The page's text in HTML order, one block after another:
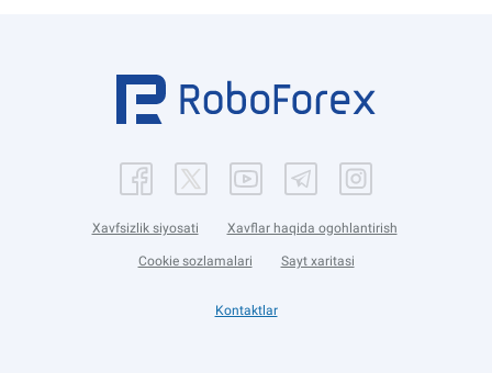
Xavfsizlik siyosati Xavflar haqida ogohlantirish
Cookie sozlamalari Sayt xaritasi
Kontaktlar